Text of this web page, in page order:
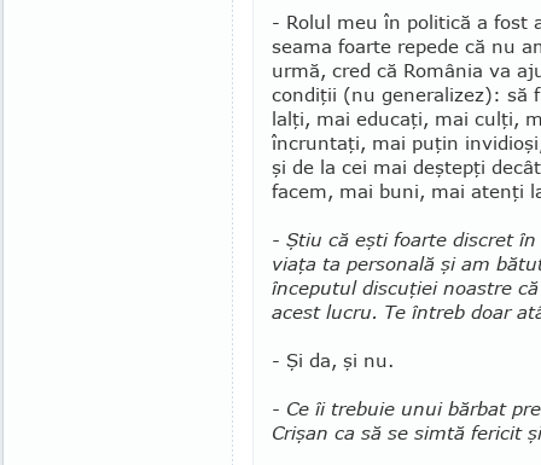
- Rolul meu în politică a fost
seama foarte repede că nu
urmă, cred că România va
condiţii (nu generalizez): să
lalţi, mai educaţi, mai culţi,
încruntaţi, mai puţin
şi de la cei mai deştepţi
fa­cem, mai buni, mai atenţi
- Ştiu că eşti foarte discret
viaţa ta personală şi am
începutul dis­cuţiei noastre
acest lucru. Te întreb doar
- Şi da, şi nu.
- Ce îi trebuie unui bărbat
Crişan ca să se simtă fericit